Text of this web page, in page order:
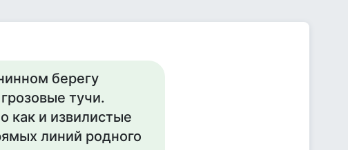
берегу
тучи.
как и извилистые
линий родного